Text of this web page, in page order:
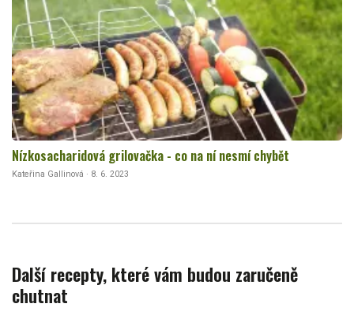
Nízkosacharidová grilovačka - co na ní nesmí chybět
Kateřina Gallinová · 8. 6. 2023
Další recepty, které vám budou zaručeně
chutnat